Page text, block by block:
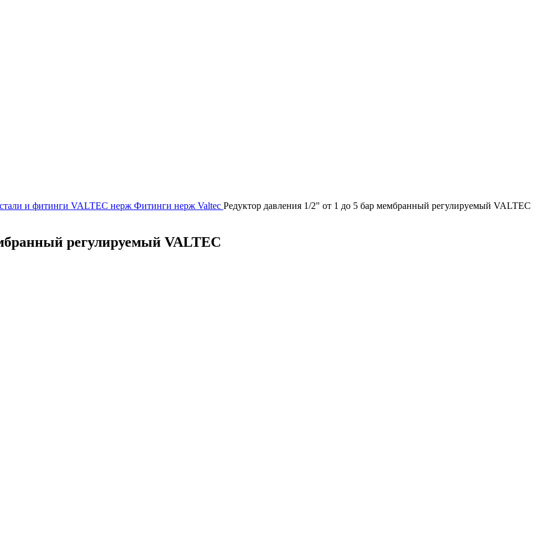
и фитинги VALTEC нерж Фитинги нерж Valtec Редуктор давления 1/2" от 1 до 5 бар мембранный регулируемый VALTEC
регулируемый VALTEC